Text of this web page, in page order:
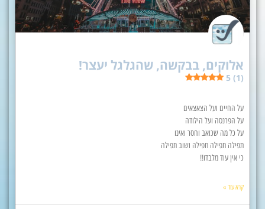
אלוקים, בבקשה, שהגלגל יעצר!
5 (1)
על החיים ועל הצאצאים
על הפרנסה ועל הילודה
על כל מה שכואב וחסר ואינו
תפילה תפילה תפילה ושוב תפילה
כי אין עוד מלבדו!!
קרא עוד »